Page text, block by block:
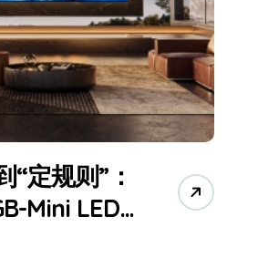
石头科技注意：你
地机已被美国认定
武器”